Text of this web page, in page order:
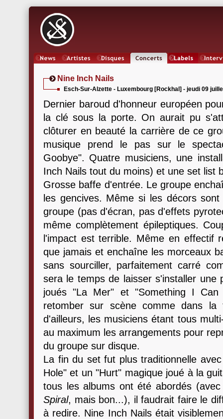
Nine Inch Nails
Esch-Sur-Alzette - Luxembourg [Rockhal] - jeudi 09
Dernier baroud d'honneur européen
la clé sous la porte. On aurait pu
clôturer en beauté la carrière de ce
musique prend le pas sur le
Goobye". Quatre musiciens, une
Inch Nails tout du moins) et une set list
Grosse baffe d'entrée. Le groupe
les gencives. Même si les décors
groupe (pas d'écran, pas d'effets
même complètement épileptiques.
l'impact est terrible. Même en effectif
que jamais et enchaîne les morceaux
sans sourciller, parfaitement carré
sera le temps de laisser s'installer une
joués "La Mer" et "Something I
retomber sur scène comme dans la
d'ailleurs, les musiciens étant tous
au maximum les arrangements pour
du groupe sur disque.
La fin du set fut plus traditionnelle
Hole" et un "Hurt" magique joué à la
tous les albums ont été abordés
Spiral, mais bon...), il faudrait faire le
à redire. Nine Inch Nails était